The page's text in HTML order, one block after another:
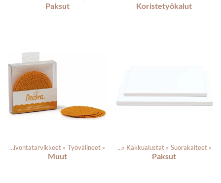
Paksut Koristetyökalut
Leivontatarvikkeet ‪» Työvälineet ‪»
Muut
Tuotteet ‪» Leivontatarvikkeet ‪» Kakkualustat ‪» Suorakaiteet ‪»
Paksut